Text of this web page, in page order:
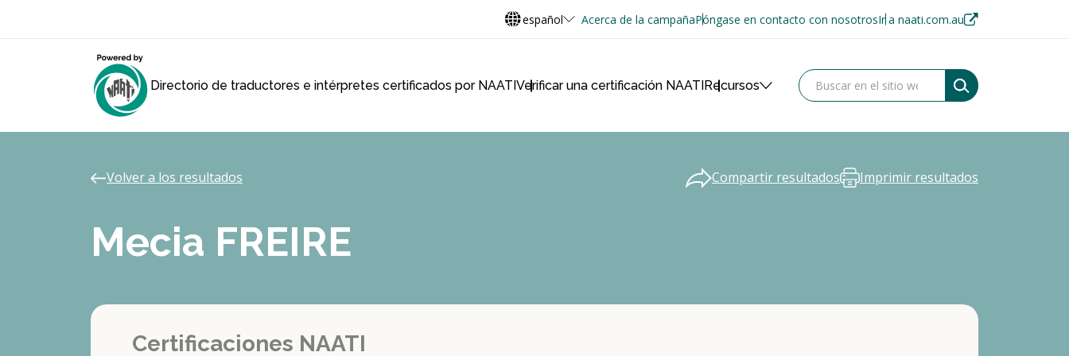
español Acerca de la campañaPóngase en contacto con nosotrosIr a naati.com.au
Directorio de traductores e intérpretes certificados por NAATIVerificar una certificación NAATIRecursos
Volver a los resultados Compartir resultados Imprimir resultados
Mecia FREIRE
Certificaciones NAATI